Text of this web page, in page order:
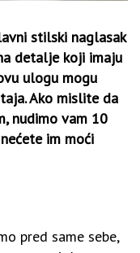
stilski naglasak
detalje koji imaju
ulogu mogu
Ako mislite da
nudimo vam 10
im moći
pred same sebe,